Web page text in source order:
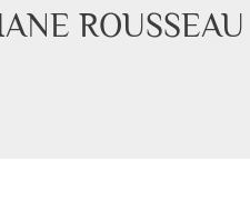
ROUSSEAU